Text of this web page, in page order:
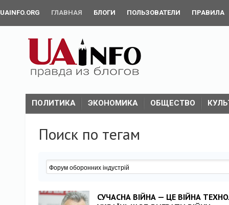
UAINFO.ORG ГЛАВНАЯ БЛОГИ ПОЛЬЗОВАТЕЛИ ПРАВИЛА
ПОЛИТИКА ЭКОНОМИКА ОБЩЕСТВО
Поиск по тегам
СУЧАСНА ВІЙНА — ЦЕ ВІЙНА